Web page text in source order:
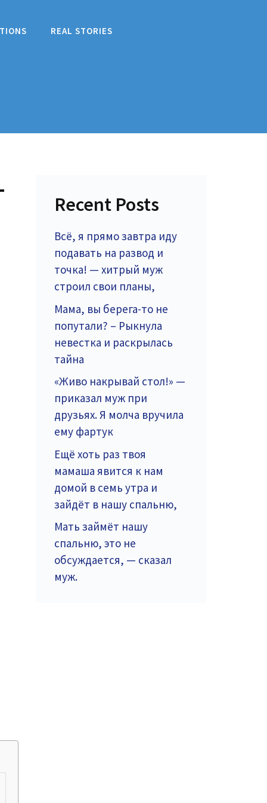
REAL STORIES
Recent Posts
Всё, я прямо завтра иду
подавать на развод и
точка! — хитрый муж
строил свои планы,
Мама, вы берега-то не
попутали? – Рыкнула
невестка и раскрылась
тайна
«Живо накрывай стол!» —
приказал муж при
друзьях. Я молча вручила
ему фартук
Ещё хоть раз твоя
мамаша явится к нам
домой в семь утра и
зайдёт в нашу спальню,
Мать займёт нашу
спальню, это не
обсуждается, — сказал
муж.